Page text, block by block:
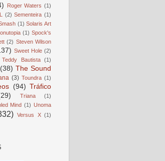
Roger Waters (1)
(2) Sementeira (1)
(1) Solaris Art
(1) Spock's
(2) Steven Wilson
Sweet Hole (2)
Teddy Bautista (1)
(38) The Sound
(3) Toundra (1)
(94) Tráfico
Triana
(1)
Mind (1) Unoma
Versus X (1)